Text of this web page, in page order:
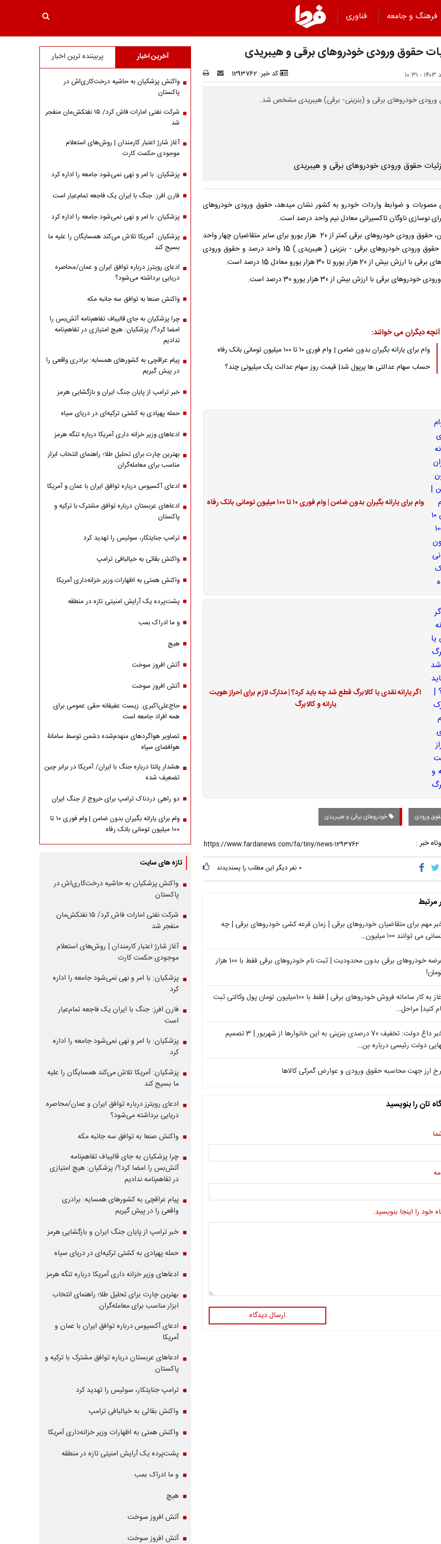
فرهنگ و جامعه
فناوری
حقوق ورودی خودروهای برقی و هیبریدی
کد خبر: 1293762
ورودی خودروهای برقی و (بنزینی- برقی) هیبریدی مشخص شد.
مصوبات و ضوابط واردات خودرو به کشور نشان میدهد، حقوق ورودی خودروهای
نوسازی ناوگان تاکسیرانی معادل نیم واحد درصد است.
همچنین، حقوق ورودی خودروهای برقی کمتر از 20 هزار یورو برای سایر متقاضیان چهار واحد
درصد، حقوق ورودی خودروهای برقی - بنزینی ( هیبریدی ) 15 واحد درصد و حقوق ورودی
ارزش بیش از 20 هزار یورو تا 30 هزار یورو معادل 15 درصد است.
خودروهای برقی با ارزش بیش از 30 هزار یورو 30 درصد است.
آنچه دیگران می خوانند:
وام برای یارانه بگیران بدون ضامن | وام فوری ۱۰ تا ۱۰۰ میلیون تومانی بانک رفاه
حساب سهام عدالتی ها پرپول شد| قیمت روز سهام عدالت یک میلیونی چند؟
وام برای یارانه بگیران بدون ضامن | وام فوری ۱۰ تا ۱۰۰ میلیون تومانی بانک رفاه
اگر یارانه نقدی یا کالابرگ قطع شد چه باید کرد؟ | مدارک لازم برای احراز هویت
یارانه و کالابرگ
ورودی خودروهای برقی و هیبریدی
خبر :
۰ نفر دیگر این مطلب را پسندیدند
مرتبط
مهم برای متقاضیان خودروهای برقی | زمان قرعه کشی خودروهای برقی | چه
می توانند ۱۰۰ میلیون…
عرضه خودروهای برقی بدون محدودیت | ثبت نام خودروهای برقی فقط با 100 هزار
آغاز به کار سامانه فروش خودروهای برقی | فقط با 100میلیون تومان پول وکالتی ثبت
کنید| مراحل…
خبر داغ دولت: تخفیف 70 درصدی بنزینی به این خانوارها از شهریور | 3 تصمیم
دولت رئیسی درباره بن…
ارز جهت محاسبه حقوق ورودی و عوارض گمرکی کالاها
تان را بنویسید
خود را اینجا بنویسید:
ارسال دیدگاه
آخرین اخبار پربیننده ترین اخبار
واکنش پزشکیان به حاشیه درخت‌کاری‌اش در
پاکستان
شرکت نفتی امارات فاش کرد/ ۱۵ نفتکش‌مان منفجر
شد
آغاز شارژ اعتبار کارمندان | روش‌های استعلام
موجودی حکمت کارت
پزشکیان: با امر و نهی نمی‌شود جامعه را اداره کرد
فارن افرز: جنگ با ایران یک فاجعه تمام‌عیار است
پزشکیان: با امر و نهی نمی‌شود جامعه را اداره کرد
پزشکیان: آمریکا تلاش می‌کند همسایگان را علیه ما
بسیج کند
ادعای رویترز درباره توافق ایران و عمان/محاصره
دریایی برداشته می‌شود؟
واکنش صنعا به توافق سه جانبه مکه
چرا پزشکیان به جای قالیباف تفاهم‌نامه آتش‌بس را
امضا کرد؟/ پزشکیان: هیچ امتیازی در تفاهم‌نامه
ندادیم
پیام عراقچی به کشورهای همسایه: برادری واقعی را
در پیش گیریم
خبر ترامپ از پایان جنگ ایران و بازگشایی هرمز
حمله پهپادی به کشتی ترکیه‌ای در دریای سیاه
ادعاهای وزیر خزانه داری آمریکا درباره تنگه هرمز
بهترین چارت برای تحلیل طلا؛ راهنمای انتخاب ابزار
مناسب برای معامله‌گران
ادعای آکسیوس درباره توافق ایران با عمان و آمریکا
ادعاهای عربستان درباره توافق مشترک با ترکیه و
پاکستان
ترامپ جنایتکار، سوئیس را تهدید کرد
واکنش بقائی به خیالبافی ترامپ
واکنش همتی به اظهارات وزیر خزانه‌داری آمریکا
پشت‌پرده یک آرایش امنیتی تازه در منطقه
و ما ادراک بمب
هیچ
آتش افروز سوخت
آتش افروز سوخت
حاج‌علی‌اکبری: زیست عفیفانه حقی عمومی برای
همه افراد جامعه است
تصاویر هواگردهای منهدم‌شده دشمن توسط سامانۀ
هوافضای سپاه
هشدار پانتا درباره جنگ با ایران/ آمریکا در برابر چین
تضعیف شده
دو راهی دردناک ترامپ برای خروج از جنگ ایران
وام برای یارانه بگیران بدون ضامن | وام فوری ۱۰ تا
۱۰۰ میلیون تومانی بانک رفاه
تازه های سایت
واکنش پزشکیان به حاشیه درخت‌کاری‌اش در
پاکستان
شرکت نفتی امارات فاش کرد/ ۱۵ نفتکش‌مان
منفجر شد
آغاز شارژ اعتبار کارمندان | روش‌های استعلام
موجودی حکمت کارت
پزشکیان: با امر و نهی نمی‌شود جامعه را اداره
کرد
فارن افرز: جنگ با ایران یک فاجعه تمام‌عیار
است
پزشکیان: با امر و نهی نمی‌شود جامعه را اداره
کرد
پزشکیان: آمریکا تلاش می‌کند همسایگان را علیه
ما بسیج کند
ادعای رویترز درباره توافق ایران و عمان/محاصره
دریایی برداشته می‌شود؟
واکنش صنعا به توافق سه جانبه مکه
چرا پزشکیان به جای قالیباف تفاهم‌نامه
آتش‌بس را امضا کرد؟/ پزشکیان: هیچ امتیازی
در تفاهم‌نامه ندادیم
پیام عراقچی به کشورهای همسایه: برادری
واقعی را در پیش گیریم
خبر ترامپ از پایان جنگ ایران و بازگشایی هرمز
حمله پهپادی به کشتی ترکیه‌ای در دریای سیاه
ادعاهای وزیر خزانه داری آمریکا درباره تنگه هرمز
بهترین چارت برای تحلیل طلا؛ راهنمای انتخاب
ابزار مناسب برای معامله‌گران
ادعای آکسیوس درباره توافق ایران با عمان و
آمریکا
ادعاهای عربستان درباره توافق مشترک با ترکیه و
پاکستان
ترامپ جنایتکار، سوئیس را تهدید کرد
واکنش بقائی به خیالبافی ترامپ
واکنش همتی به اظهارات وزیر خزانه‌داری آمریکا
پشت‌پرده یک آرایش امنیتی تازه در منطقه
و ما ادراک بمب
هیچ
آتش افروز سوخت
آتش افروز سوخت